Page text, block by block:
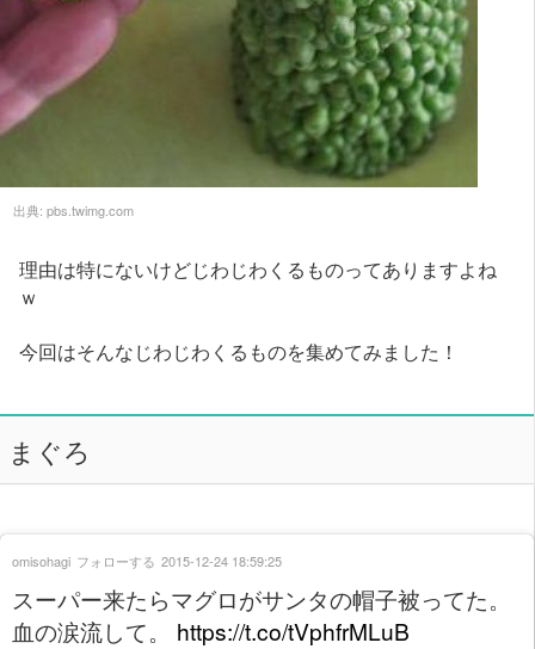
出典: pbs.twimg.com
理由は特にないけどじわじわくるものってありますよね
ｗ
今回はそんなじわじわくるものを集めてみました！
まぐろ
スーパー来たらマグロがサンタの帽子被ってた。
血の涙流して。 https://t.co/tVphfrMLuB
omisohagi フォローする 2015-12-24 18:59:25